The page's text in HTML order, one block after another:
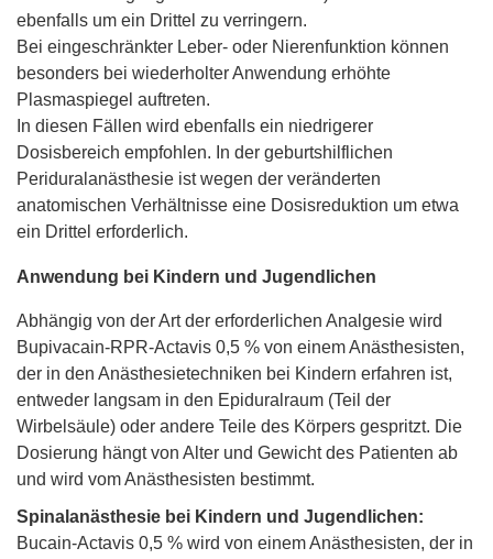
ebenfalls um ein Drittel zu verringern.
Bei eingeschränkter Leber- oder Nierenfunktion können
besonders bei wiederholter Anwendung erhöhte
Plasmaspiegel auftreten.
In diesen Fällen wird ebenfalls ein niedrigerer
Dosisbereich empfohlen. In der geburtshilflichen
Periduralanästhesie ist wegen der veränderten
anatomischen Verhältnisse eine Dosisreduktion um etwa
ein Drittel erforderlich.
Anwendung bei Kindern und Jugendlichen
Abhängig von der Art der erforderlichen Analgesie wird
Bupivacain-RPR-Actavis 0,5 % von einem Anästhesisten,
der in den Anästhesietechniken bei Kindern erfahren ist,
entweder langsam in den Epiduralraum (Teil der
Wirbelsäule) oder andere Teile des Körpers gespritzt. Die
Dosierung hängt von Alter und Gewicht des Patienten ab
und wird vom Anästhesisten bestimmt.
Spinalanästhesie bei Kindern und Jugendlichen:
Bucain-Actavis 0,5 % wird von einem Anästhesisten, der in